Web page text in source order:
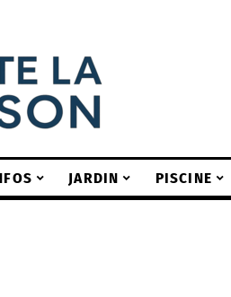
JARDIN PISCINE